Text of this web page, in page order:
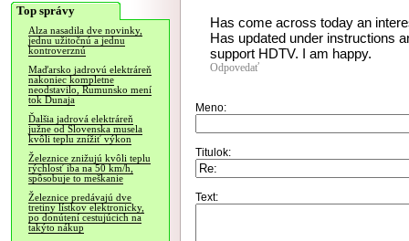
Top správy
Alza nasadila dve novinky,
jednu užitočnú a jednu
kontroverznú
Maďarsko jadrovú elektráreň
nakoniec kompletne
neodstavilo, Rumunsko mení
tok Dunaja
Ďalšia jadrová elektráreň
južne od Slovenska musela
kvôli teplu znížiť výkon
Železnice znižujú kvôli teplu
rýchlosť iba na 50 km/h,
spôsobuje to meškanie
Železnice predávajú dve
tretiny lístkov elektronicky,
po donútení cestujúcich na
takýto nákup
Has come across today an
Has updated under instructions
support HDTV. I am happy.
Odpovedať
Meno:
Titulok:
Text: